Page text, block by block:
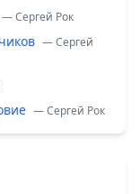
— Сергей Рок
— Сергей
— Сергей Рок